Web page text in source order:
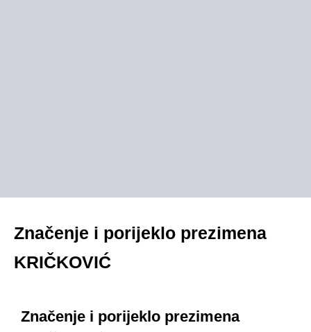
Značenje i porijeklo prezimena
KRIČKOVIĆ
Značenje i porijeklo prezimena